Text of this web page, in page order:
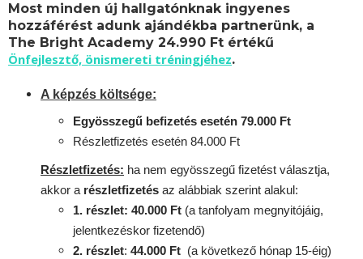
Most minden új hallgatónknak ingyenes
hozzáférést adunk ajándékba partnerünk, a
The Bright Academy 24.990 Ft értékű
Önfejlesztő, önismereti tréningjéhez.
A képzés költsége:
Egyösszegű befizetés esetén 79.000 Ft
Részletfizetés esetén 84.000 Ft
Részletfizetés: ha nem egyösszegű fizetést választja,
akkor a részletfizetés az alábbiak szerint alakul:
1. részlet: 40.000 Ft (a tanfolyam megnyitójáig,
jelentkezéskor fizetendő)
2. részlet: 44.000 Ft (a következő hónap 15-éig)